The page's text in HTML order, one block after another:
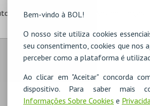
Bem-vindo à BOL!
O nosso site utiliza cookies
seu consentimento, cookies que nos
perceber como a plataforma é
Ao clicar em "Aceitar" concorda
dispositivo. Para saber mais
Informações Sobre Cookies e
J.M.Cordeiro de Sousa Ano de Edição :